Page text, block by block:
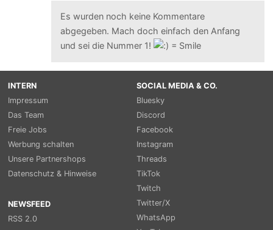
Es wurden noch keine Kommentare
abgegeben. Mach doch einfach den Anfang
und sei die Nummer 1!
INTERN
Impressum
Das Team
Freie Jobs
Werbung schalten
Unsere Partnershops
Datenschutz & Hinweise
NEWSFEED
RSS 2.0
SOCIAL MEDIA & CO.
Bluesky
Discord
Facebook
Instagram
Threads
TikTok
Twitch
Twitter/X
WhatsApp